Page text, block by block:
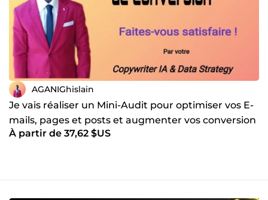
AGANIGhislain
Je vais réaliser un Mini-Audit pour optimiser vos E-
mails, pages et posts et augmenter vos conversion
À partir de 37,62 $US